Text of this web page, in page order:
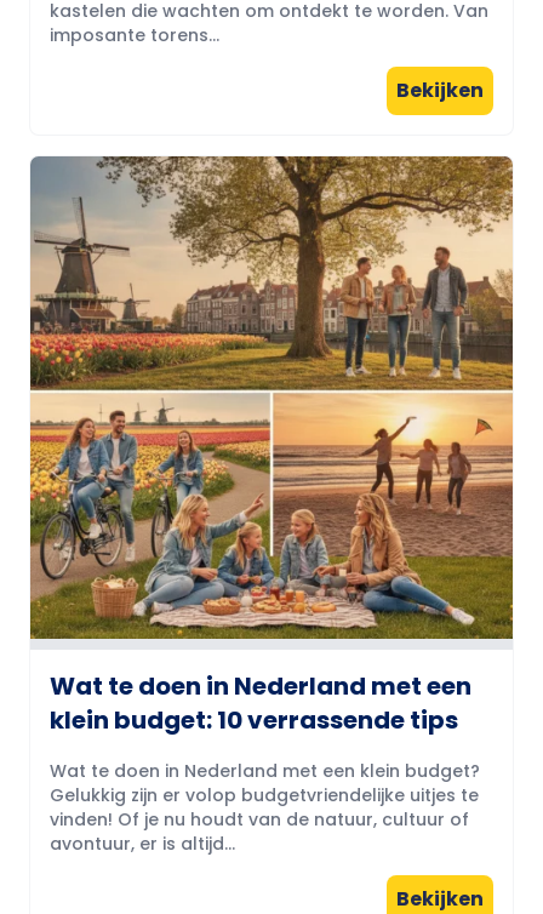
kastelen die wachten om ontdekt te worden. Van
imposante torens...
Bekijken
Wat te doen in Nederland met een
klein budget: 10 verrassende tips
Wat te doen in Nederland met een klein budget?
Gelukkig zijn er volop budgetvriendelijke uitjes te
vinden! Of je nu houdt van de natuur, cultuur of
avontuur, er is altijd...
Bekijken